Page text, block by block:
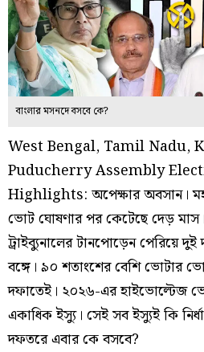
বাংলার মসনদে বসবে কে?
West Bengal, Tamil Nadu,
Puducherry Assembly
Highlights: অপেক্ষার অবসান।
ভোট ঘোষণার পর কেটেছে দেড়
ট্রাইব্যুনালের টানপোড়েন পেরিয়ে
বঙ্গে। ৯০ শতাংশের বেশি ভোটার
দফাতেই। ২০২৬-এর হাইভোল্টেজ
একাধিক ইস্যু। সেই সব ইস্যুই কি
দফতরে এবার কে বসবে?